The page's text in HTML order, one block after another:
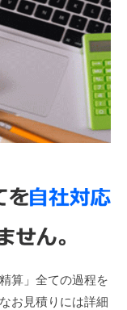
算」全ての過程を
お見積りには詳細